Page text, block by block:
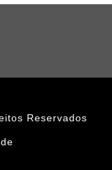
Reservados